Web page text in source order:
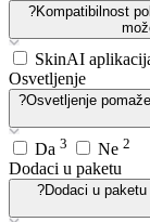
?Kompatibilnost
SkinAI
Osvetljenje
?Osvetljenje
Da 3 Ne 2
Dodaci u paketu
?Dodaci u